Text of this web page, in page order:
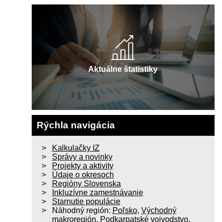
Aktuálne štatistiky
Rýchla navigácia
Kalkulačky IZ
Správy a novinky
Projekty a aktivity
Údaje o okresoch
Regióny Slovenska
Inkluzívne zamestnávanie
Starnutie populácie
Náhodný región: Poľsko, Východný
makroregión, Podkarpatské vojvodstvo,